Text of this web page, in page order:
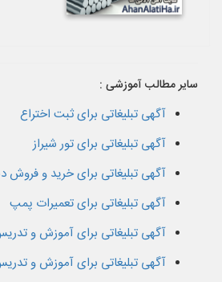
سایر مطالب آموزشی :
آگهی تبلیغاتی برای ثبت اختراع
آگهی تبلیغاتی برای تور شیراز
آگهی تبلیغاتی برای خرید و
آگهی تبلیغاتی برای تعمیرات پمپ
آگهی تبلیغاتی برای آموزش و
آگهی تبلیغاتی برای آموزش و